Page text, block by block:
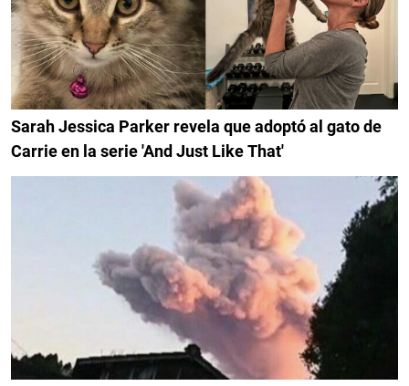
Sarah Jessica Parker revela que adoptó al gato de
Carrie en la serie 'And Just Like That'